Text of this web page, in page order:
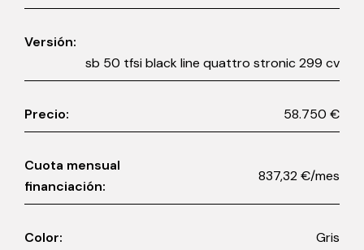
Versión:
sb 50 tfsi black line quattro stronic 299 cv
Precio: 58.750 €
Cuota mensual
financiación:
837,32 €/mes
Color: Gris